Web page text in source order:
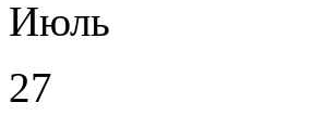
Июль
27